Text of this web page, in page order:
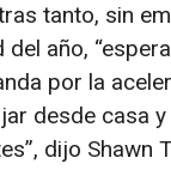
tanto, sin
del año,
por la
desde casa
dijo Shawn